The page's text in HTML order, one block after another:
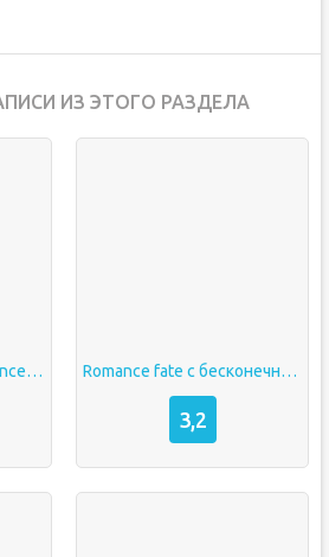
ИЗ ЭТОГО РАЗДЕЛА
Взломанная игра romance fate Romance fate с бесконечными бриллиантами
3,2